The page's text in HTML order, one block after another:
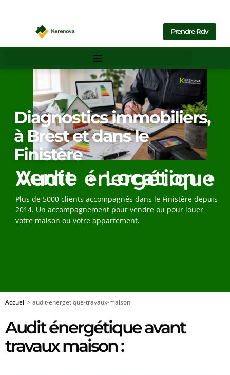
Prendre Rdv
Diagnostics immobiliers,
à Brest et dans le
Finistère
Vente • Location • Audit énergétique
Plus de 5000 clients accompagnés dans le Finistère depuis
2014. Un accompagnement pour vendre ou pour louer
votre maison ou votre appartement.
Accueil > audit-energetique-travaux-maison
Audit énergétique avant
travaux maison :